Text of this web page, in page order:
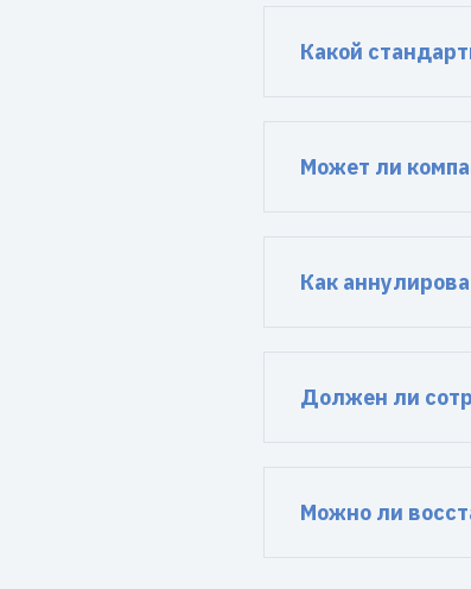
Какой
Может ли
Как
Должен ли
Можно ли